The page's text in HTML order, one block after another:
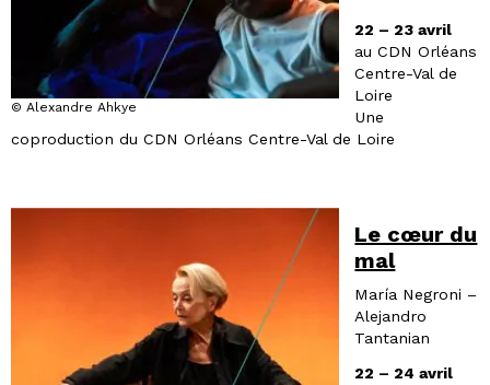
© Alexandre Ahkye
22 – 23 avril
au CDN Orléans
Centre-Val de
Loire
Une
coproduction du CDN Orléans Centre-Val de Loire
Le cœur du
mal
María Negroni –
Alejandro
Tantanian
22 – 24 avril